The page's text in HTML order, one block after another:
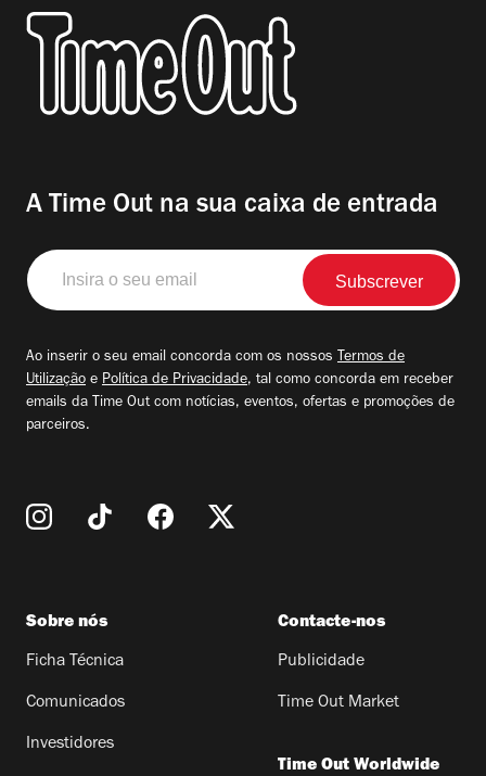
A Time Out na sua caixa de entrada
Insira
o
seu
Ao inserir o seu email concorda com os nossos Termos de
Utilização e Política de Privacidade, tal como concorda em receber
emails da Time Out com notícias, eventos, ofertas e promoções de
parceiros.
Sobre nós
Ficha Técnica
Comunicados
Investidores
Contacte-nos
Publicidade
Time Out Market
Time Out Worldwide